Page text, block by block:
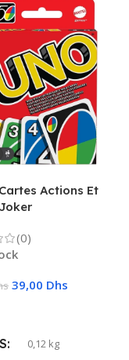
Actions Et
(0)
39,00 Dhs
0,12 kg